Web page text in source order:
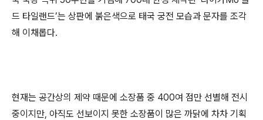
드 타일랜드’는 상판에 붉은색으로 태국 궁전 모습과 문자를 조각
해 이채롭다.
현재는 공간상의 제약 때문에 소장품 중 400여 점만 선별해 전시
중이지만, 아직도 선보이지 못한 소장품이 많은 까닭에 차차 기획